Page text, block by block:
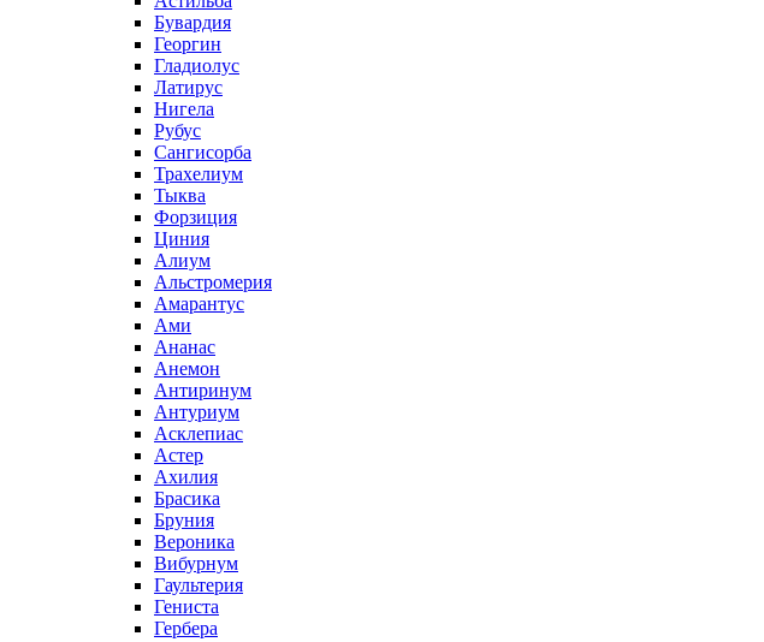
Бувардия
Георгин
Гладиолус
Латирус
Нигела
Рубус
Сангисорба
Трахелиум
Тыква
Форзиция
Циния
Алиум
Альстромерия
Амарантус
Ами
Ананас
Анемон
Антиринум
Антуриум
Асклепиас
Астер
Ахилия
Брасика
Бруния
Вероника
Вибурнум
Гаультерия
Гениста
Гербера